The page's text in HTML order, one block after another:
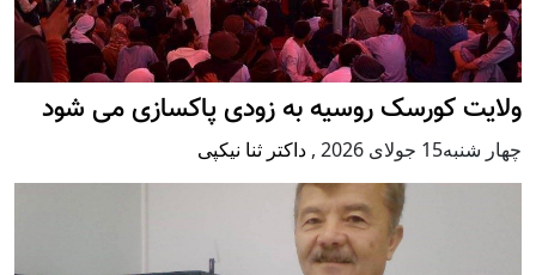
ولایت کورسک روسیه به زودی پاکسازی می شود
چهار شنبه15 جولای 2026 , داکتر ثنا نیکپی